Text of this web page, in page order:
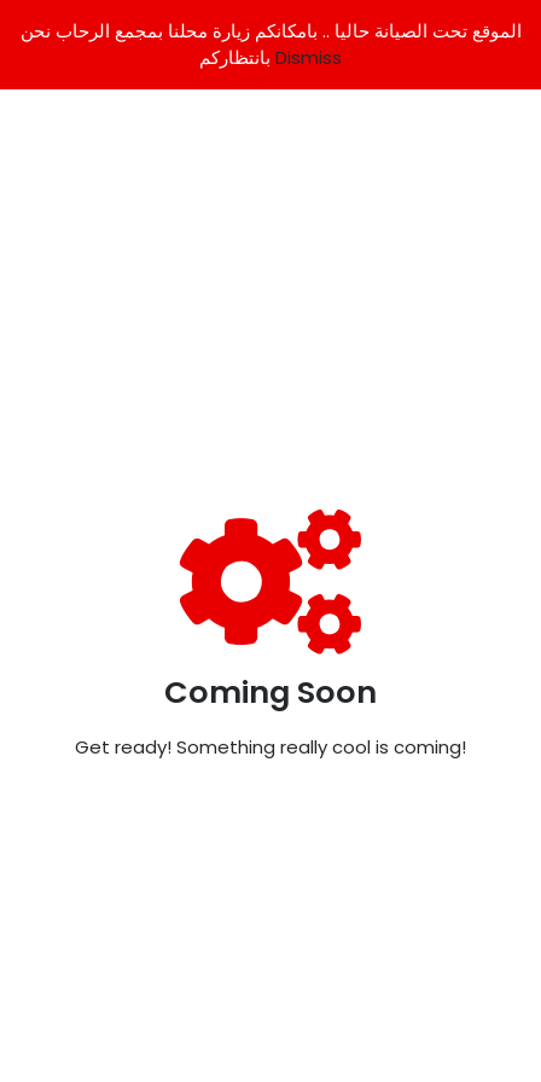
الموقع تحت الصيانة حاليا .. بامكانكم زيارة محلنا بمجمع الرحاب نحن
Dismiss
Coming Soon
Get ready! Something really cool is coming!